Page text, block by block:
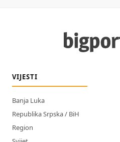
VIJESTI
Banja Luka
Republika Srpska / BiH
Region